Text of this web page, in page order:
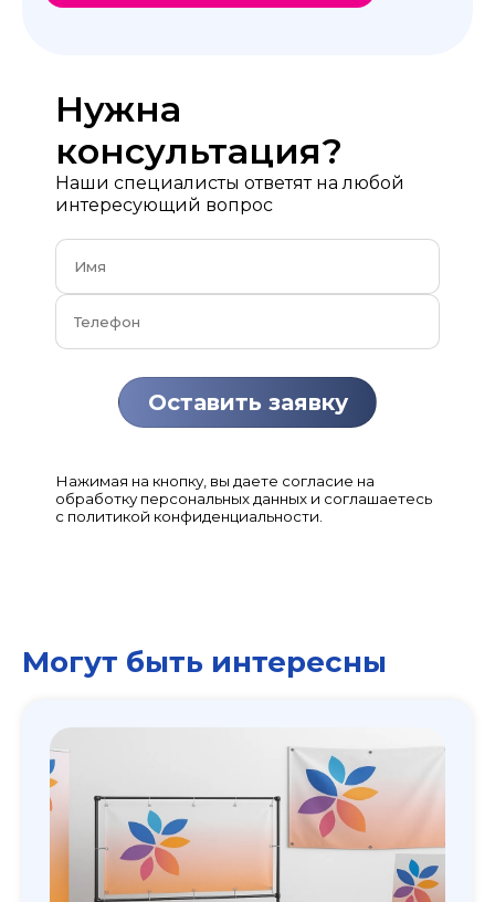
Нужна
консультация?
Наши специалисты ответят на любой
интересующий вопрос
Нажимая на кнопку, вы даете согласие на
обработку персональных данных и соглашаетесь
с политикой конфиденциальности.
Могут быть интересны